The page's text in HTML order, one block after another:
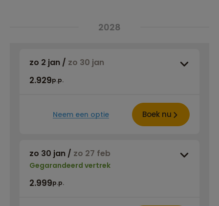
2028
zo 2 jan / zo 30 jan
2.929p.p.
Neem een optie Boek nu
zo 30 jan / zo 27 feb
Gegarandeerd vertrek
2.999p.p.